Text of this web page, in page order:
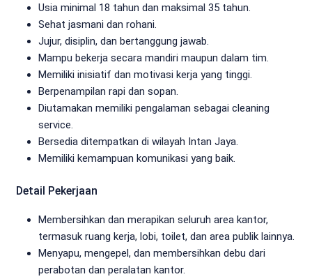
Usia minimal 18 tahun dan maksimal 35 tahun.
Sehat jasmani dan rohani.
Jujur, disiplin, dan bertanggung jawab.
Mampu bekerja secara mandiri maupun dalam tim.
Memiliki inisiatif dan motivasi kerja yang tinggi.
Berpenampilan rapi dan sopan.
Diutamakan memiliki pengalaman sebagai cleaning
service.
Bersedia ditempatkan di wilayah Intan Jaya.
Memiliki kemampuan komunikasi yang baik.
Detail Pekerjaan
Membersihkan dan merapikan seluruh area kantor,
termasuk ruang kerja, lobi, toilet, dan area publik lainnya.
Menyapu, mengepel, dan membersihkan debu dari
perabotan dan peralatan kantor.